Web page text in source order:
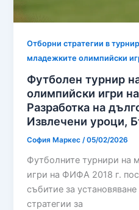
Отборни стратегии в
младежките олимпийски
Футболен турнир
олимпийски игри
Разработка на
Извлечени уроци,
София Маркес /05/02/2026
Футболните турнири на
игри на ФИФА 2018 г.
събитие за
стратегии за